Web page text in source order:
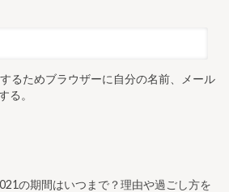
るためブラウザーに自分の名前、メール
る。
の期間はいつまで？理由や過ごし方を